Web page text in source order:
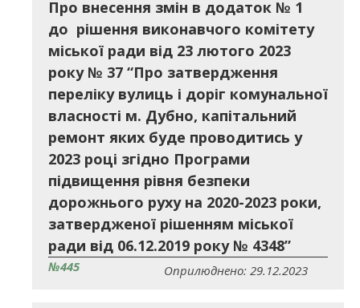
Про внесення змін в додаток № 1
до рішення виконавчого комітету
міської ради від 23 лютого 2023
року № 37 “Про затвердження
переліку вулиць і доріг комунальної
власності м. Дубно, капітальний
ремонт яких буде проводитись у
2023 році згідно Програми
підвищення рівня безпеки
дорожнього руху на 2020-2023 роки,
затвердженої рішенням міської
ради від 06.12.2019 року № 4348”
№445 Оприлюднено: 29.12.2023